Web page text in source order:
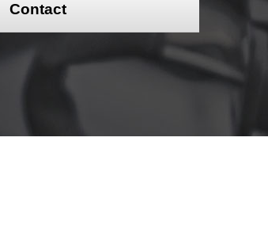
Contact